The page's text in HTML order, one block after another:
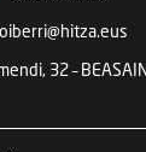
32 – BEASAIN